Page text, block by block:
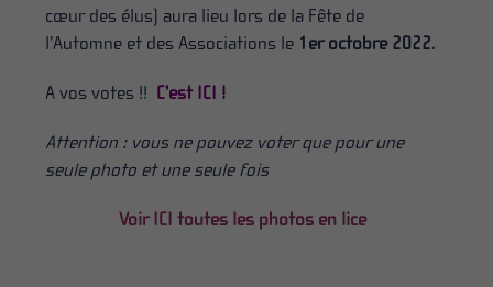
cœur des élus) aura lieu lors de la Fête de
l’Automne et des Associations le 1er octobre 2022.
A vos votes !! C’est ICI !
Attention : vous ne pouvez voter que pour une
seule photo et une seule fois
Voir ICI toutes les photos en lice